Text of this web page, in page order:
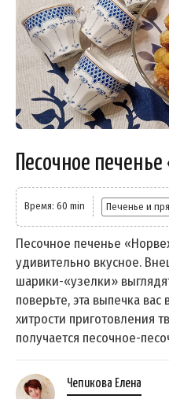
Песочное
Время: 60 min Печенье и
Песочное печенье
удивительно вкусное.
шарики-«узелки»
поверьте, эта выпечка
хитрости приготовления
получается песочное-
Чепикова Елена